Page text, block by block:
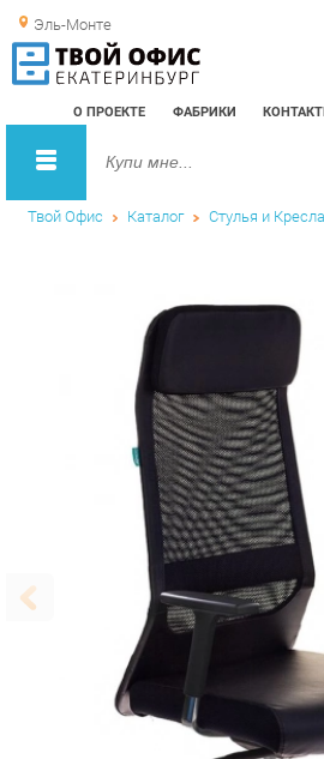
Эль-Монте
О ПРОЕКТЕ ФАБРИКИ КОНТАКТЫ
Твой Офис Каталог Стулья и Кресла